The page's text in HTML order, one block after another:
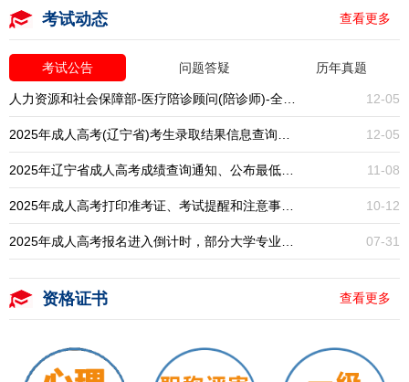
考试动态 查看更多
考试公告 问题答疑 历年真题
12-05
12-05
11-08
10-12
07-31
资格证书 查看更多